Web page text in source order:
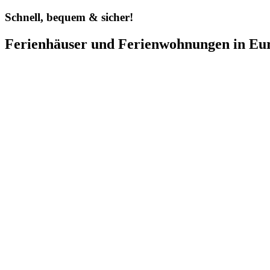
Schnell, bequem & sicher!
Ferienhäuser und Ferienwohnungen in